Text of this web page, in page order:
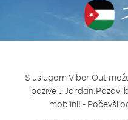
S uslugom Viber Out
pozive u Jordan.Pozovi
mobilni! - Počevši